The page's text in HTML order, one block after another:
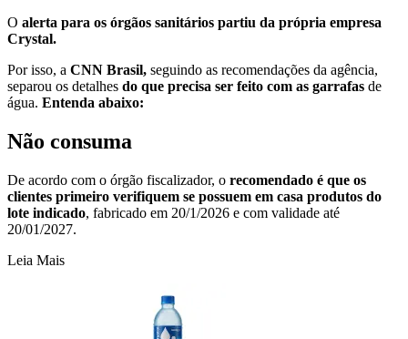
O alerta para os órgãos sanitários partiu da própria empresa
Crystal.
Por isso, a CNN Brasil, seguindo as recomendações da agência,
separou os detalhes do que precisa ser feito com as garrafas de
água. Entenda abaixo:
Não consuma
De acordo com o órgão fiscalizador, o recomendado é que os
clientes primeiro verifiquem se possuem em casa produtos do
lote indicado, fabricado em 20/1/2026 e com validade até
20/01/2027.
Leia Mais